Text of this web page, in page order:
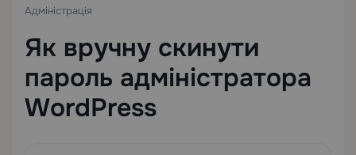
Адміністрація
Як вручну скинути
пароль адміністратора
WordPress